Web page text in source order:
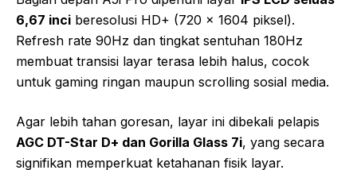
6,67 inci beresolusi HD+ (720 x 1604 piksel).
Refresh rate 90Hz dan tingkat sentuhan 180Hz
membuat transisi layar terasa lebih halus, cocok
untuk gaming ringan maupun scrolling sosial media.
Agar lebih tahan goresan, layar ini dibekali pelapis
AGC DT-Star D+ dan Gorilla Glass 7i, yang secara
signifikan memperkuat ketahanan fisik layar.